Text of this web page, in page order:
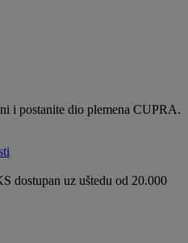
i postanite dio plemena CUPRA.
dostupan uz uštedu od 20.000